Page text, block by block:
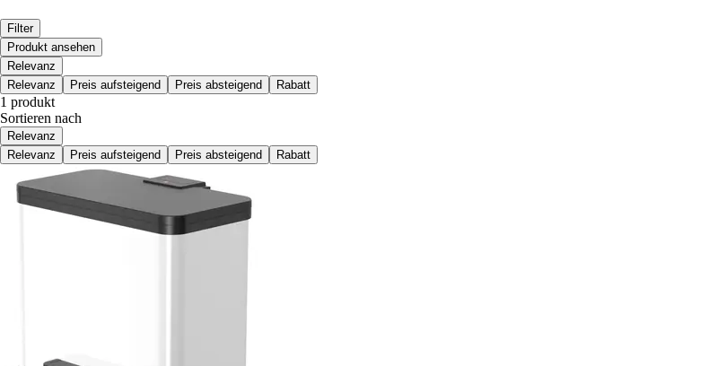
Filter
Produkt ansehen
Relevanz
Relevanz
Preis aufsteigend Preis absteigend Rabatt
1 produkt
Sortieren nach
Relevanz
Relevanz
Preis aufsteigend Preis absteigend Rabatt